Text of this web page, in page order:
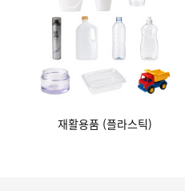
재활용품 (플라스틱)